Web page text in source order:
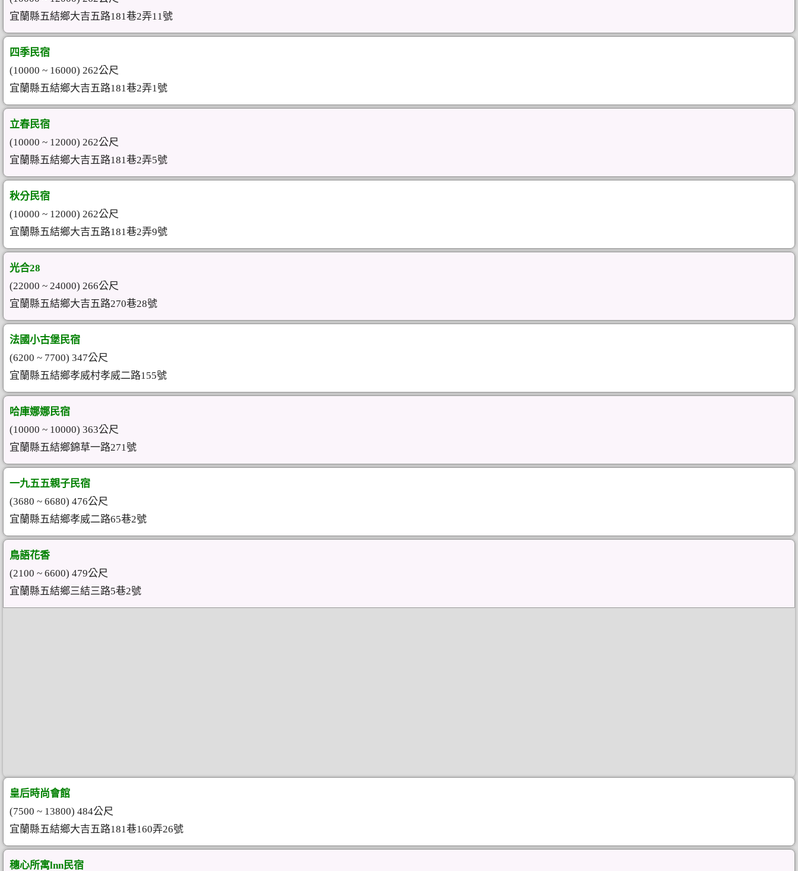
宜蘭縣五結鄉大吉五路181巷2弄11號
四季民宿
(10000 ~ 16000) 262公尺
宜蘭縣五結鄉大吉五路181巷2弄1號
立春民宿
(10000 ~ 12000) 262公尺
宜蘭縣五結鄉大吉五路181巷2弄5號
秋分民宿
(10000 ~ 12000) 262公尺
宜蘭縣五結鄉大吉五路181巷2弄9號
光合28
(22000 ~ 24000) 266公尺
宜蘭縣五結鄉大吉五路270巷28號
法國小古堡民宿
(6200 ~ 7700) 347公尺
宜蘭縣五結鄉孝威村孝威二路155號
哈庫娜娜民宿
(10000 ~ 10000) 363公尺
宜蘭縣五結鄉錦草一路271號
一九五五親子民宿
(3680 ~ 6680) 476公尺
宜蘭縣五結鄉孝威二路65巷2號
鳥語花香
(2100 ~ 6600) 479公尺
宜蘭縣五結鄉三結三路5巷2號
皇后時尚會館
(7500 ~ 13800) 484公尺
宜蘭縣五結鄉大吉五路181巷160弄26號
穗心所寓lnn民宿